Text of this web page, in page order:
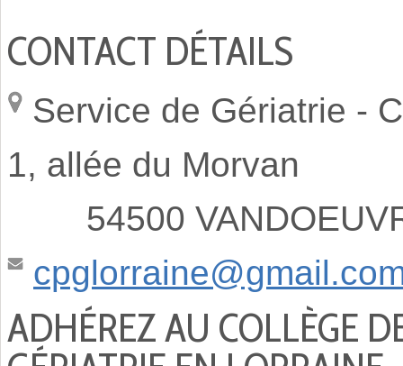
CONTACT DÉTAILS
Service de Gériatrie -
1, allée du Morvan
54500
ADHÉREZ AU COLLÈGE